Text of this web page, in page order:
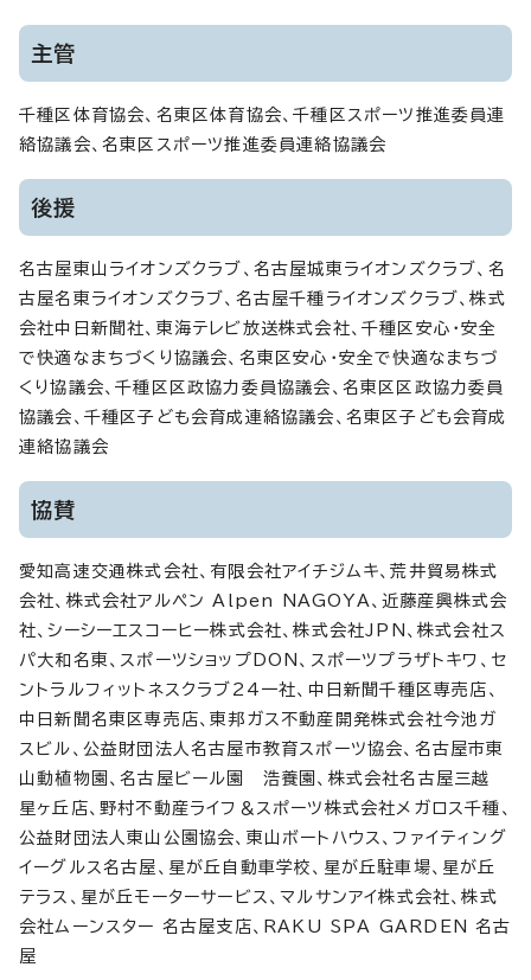
主管
千種区体育協会、名東区体育協会、千種区スポーツ推進委員連
絡協議会、名東区スポーツ推進委員連絡協議会
後援
名古屋東山ライオンズクラブ、名古屋城東ライオンズクラブ、名
古屋名東ライオンズクラブ、名古屋千種ライオンズクラブ、株式
会社中日新聞社、東海テレビ放送株式会社、千種区安心・安全
で快適なまちづくり協議会、名東区安心・安全で快適なまちづ
くり協議会、千種区区政協力委員協議会、名東区区政協力委員
協議会、千種区子ども会育成連絡協議会、名東区子ども会育成
連絡協議会
協賛
愛知高速交通株式会社、有限会社アイチジムキ、荒井貿易株式
会社、株式会社アルペン Alpen NAGOYA、近藤産興株式会
社、シーシーエスコーヒー株式会社、株式会社JPN、株式会社ス
パ大和名東、スポーツショップDON、スポーツプラザトキワ、セ
ントラルフィットネスクラブ24一社、中日新聞千種区専売店、
中日新聞名東区専売店、東邦ガス不動産開発株式会社今池ガ
スビル、公益財団法人名古屋市教育スポーツ協会、名古屋市東
山動植物園、名古屋ビール園 浩養園、株式会社名古屋三越
星ヶ丘店、野村不動産ライフ＆スポーツ株式会社メガロス千種、
公益財団法人東山公園協会、東山ボートハウス、ファイティング
イーグルス名古屋、星が丘自動車学校、星が丘駐車場、星が丘
テラス、星が丘モーターサービス、マルサンアイ株式会社、株式
会社ムーンスター 名古屋支店、RAKU SPA GARDEN 名古
屋